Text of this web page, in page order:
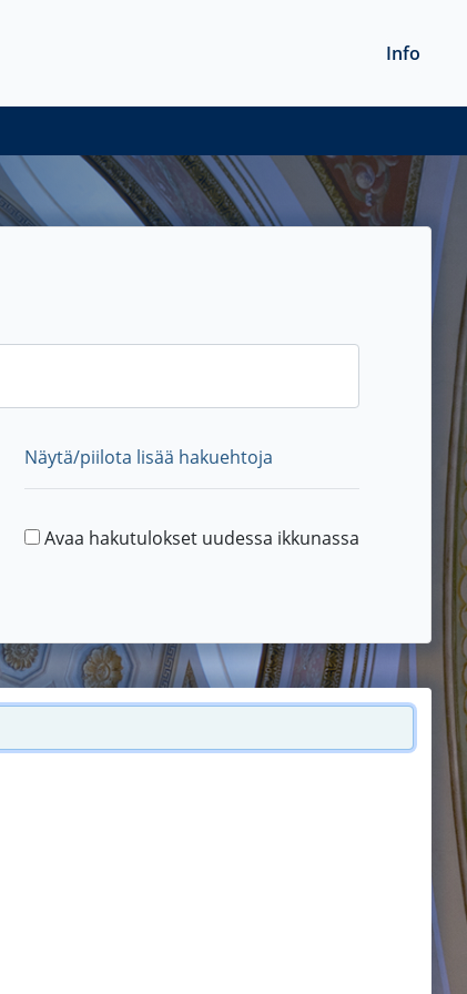
Info
Näytä/piilota lisää hakuehtoja
Avaa hakutulokset uudessa ikkunassa